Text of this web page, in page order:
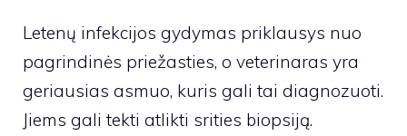
Letenų infekcijos gydymas priklausys nuo
pagrindinės priežasties, o veterinaras yra
geriausias asmuo, kuris gali tai diagnozuoti.
Jiems gali tekti atlikti srities biopsiją.